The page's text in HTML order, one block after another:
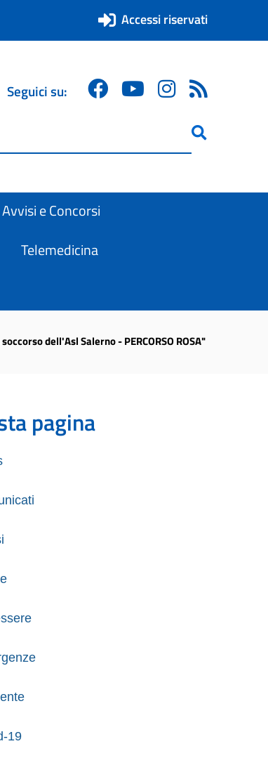
Accessi riservati
Seguici su:
ricerca
Avvisi e Concorsi
Telemedicina
dell'Asl Salerno - PERCORSO ROSA"
pagina
19